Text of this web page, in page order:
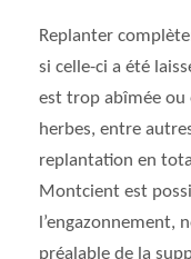
Replanter
si celle-ci a été
est trop abîmée ou
herbes, entre
replantation en
Montcient est
l’engazonnement,
préalable de la